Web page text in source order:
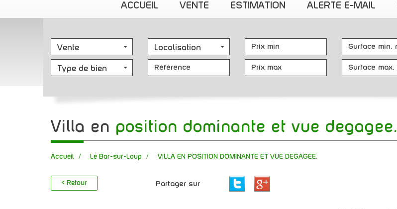
ACCUEIL VENTE ESTIMATION ALERTE E-MAIL
Vente
Type de bien
Localisation
villa en position dominante et vue degagee.
Accueil Le Bar-sur-Loup VILLA EN POSITION DOMINANTE ET VUE DEGAGEE.
< Retour Partager sur